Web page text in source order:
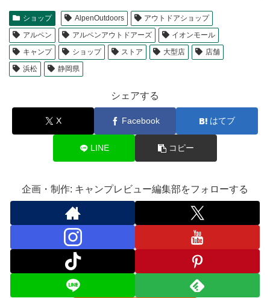
ショップ AlpenOutdoors
アウトドアショップ
アルペン
アルペンアウトドアーズ
イオンモール
キャンプ
ショップ ストア 大型店
店舗
浜松
静岡県
シェアする
X Facebook はてブ
LINE コピー
企画・制作: キャンプレビュー編集部をフォローする